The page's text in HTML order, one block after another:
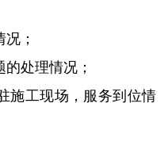
；
处理情况；
工现场，服务到位情